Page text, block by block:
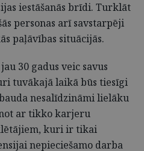
iestāšanās brīdi. Turklāt
personas arī savstarpēji
paļāvības situācijās.
30 gadus veic savus
tuvākajā laikā būs tiesīgi
nesalīdzināmi lielāku
ar tikko karjeru
kuri ir tikai
nepieciešamo darba